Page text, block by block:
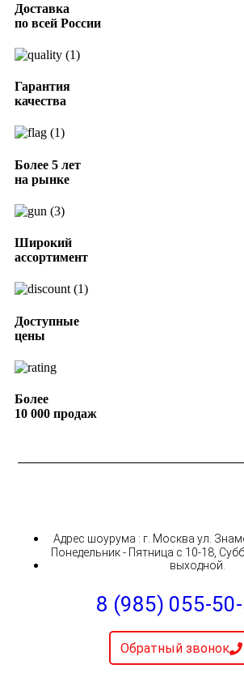
Доставка
по всей России
Гарантия
качества
Более 5 лет
на рынке
Широкий
ассортимент
Доступные
цены
Более
10 000 продаж
Адрес шоурума : г. Москва ул.
Понедельник - Пятница с 10-18,
выходной.
8 (985) 055-
Обратный звонок